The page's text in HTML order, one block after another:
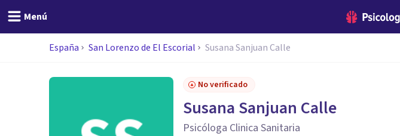
Menú
España San Lorenzo de El Escorial Susana Sanjuan Calle
No verificado
Susana Sanjuan Calle
Psicóloga Clinica Sanitaria